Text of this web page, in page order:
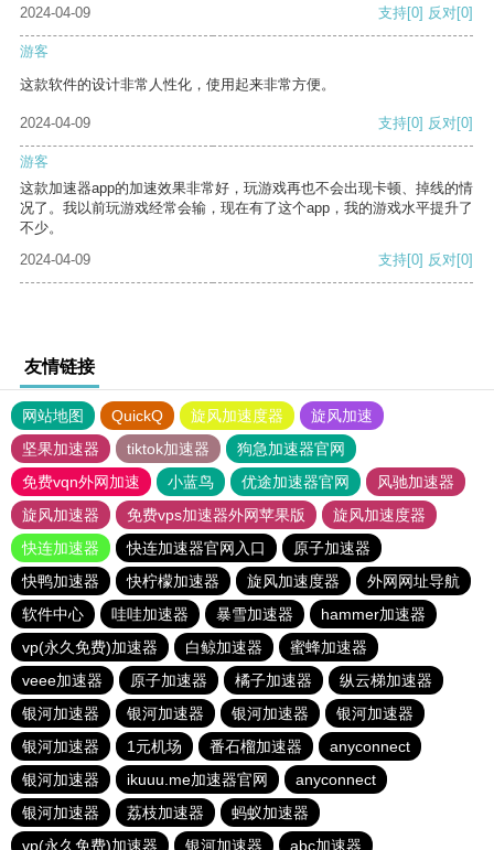
2024-04-09
支持[0] 反对[0]
游客
这款软件的设计非常人性化，使用起来非常方便。
2024-04-09 支持[0] 反对[0]
游客
这款加速器app的加速效果非常好，玩游戏再也不会出现卡顿、掉线的情
况了。我以前玩游戏经常会输，现在有了这个app，我的游戏水平提升了
不少。
2024-04-09
支持[0] 反对[0]
友情链接
网站地图 QuickQ 旋风加速度器
旋风加速
坚果加速器
tiktok加速器
狗急加速器官网
免费vqn外网加速
小蓝鸟 优途加速器官网
风驰加速器
旋风加速器
免费vps加速器外网苹果版
旋风加速度器
快连加速器
快连加速器官网入口
原子加速器
快鸭加速器
快柠檬加速器 旋风加速度器
外网网址导航
软件中心
哇哇加速器 暴雪加速器
hammer加速器
vp(永久免费)加速器
白鲸加速器
蜜蜂加速器
veee加速器
原子加速器 橘子加速器
纵云梯加速器
银河加速器
银河加速器 银河加速器
银河加速器
银河加速器
1元机场 番石榴加速器
anyconnect
银河加速器
ikuuu.me加速器官网
anyconnect
银河加速器
荔枝加速器
蚂蚁加速器
vp(永久免费)加速器
银河加速器 abc加速器